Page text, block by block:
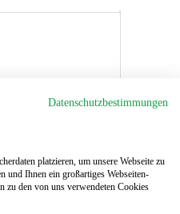
Datenschutzbestimmungen
platzieren, um unsere Webseite zu
und Ihnen ein großartiges Webseiten-
zu den von uns verwendeten Cookies